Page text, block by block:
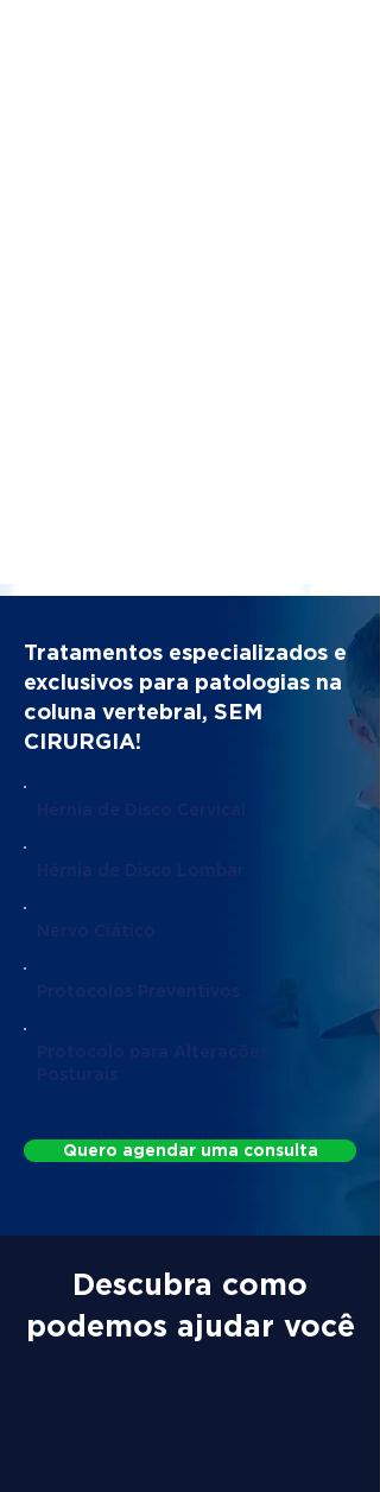
Tratamentos especializados e
exclusivos para patologias na
coluna vertebral, SEM
CIRURGIA!
Hérnia de Disco Cervical
Hérnia de Disco Lombar
Nervo Ciático
Protocolos Preventivos
Protocolo para Alterações
Posturais
Quero agendar uma consulta
Descubra como
podemos ajudar você